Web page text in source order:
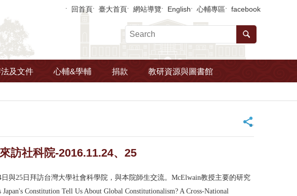
回首頁 臺大首頁 網站導覽 English 心輔專區 facebook
及文件 心輔&學輔 捐款 教研資源與圖書館
_
訪社科院-2016.11.24、25
25日拜訪台灣大學社會科學院，與本院師生交流。McElwain教授主要的研究
Constitution Tell Us About Global Constitutionalism? A Cross-National